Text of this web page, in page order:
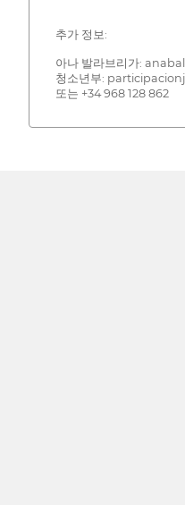
추가 정보:
아나 발라브리가:
청소년부:
또는 +34 968 128 862